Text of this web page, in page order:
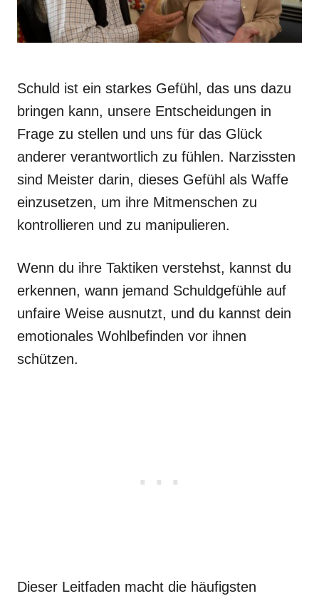
Schuld ist ein starkes Gefühl, das uns dazu
bringen kann, unsere Entscheidungen in
Frage zu stellen und uns für das Glück
anderer verantwortlich zu fühlen. Narzissten
sind Meister darin, dieses Gefühl als Waffe
einzusetzen, um ihre Mitmenschen zu
kontrollieren und zu manipulieren.
Wenn du ihre Taktiken verstehst, kannst du
erkennen, wann jemand Schuldgefühle auf
unfaire Weise ausnutzt, und du kannst dein
emotionales Wohlbefinden vor ihnen
schützen.
Dieser Leitfaden macht die häufigsten